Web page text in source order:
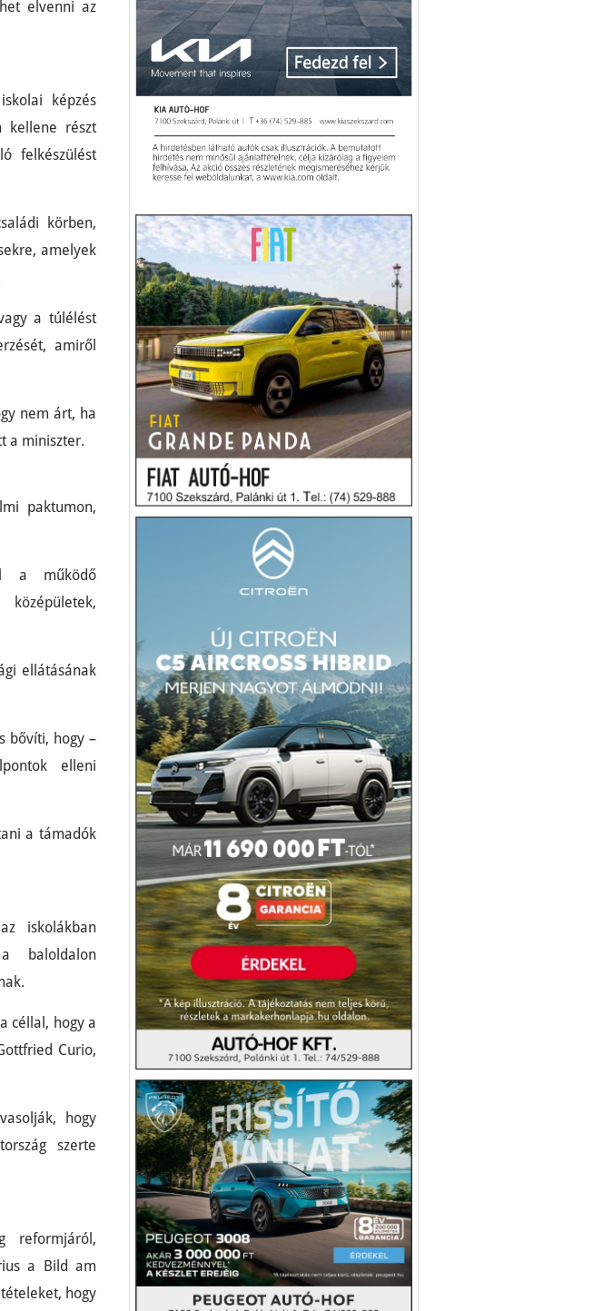
elvenni az
képzés
kellene részt
felkészülést
körben,
amelyek
a túlélést
amiről
nem árt, ha
a miniszter.
paktumon,
a működő
ellátásának
bővíti, hogy –
elleni
a támadók
iskolákban
baloldalon
céllal, hogy a
Curio,
hogy
szerte
reformjáról,
a Bild am
hogy